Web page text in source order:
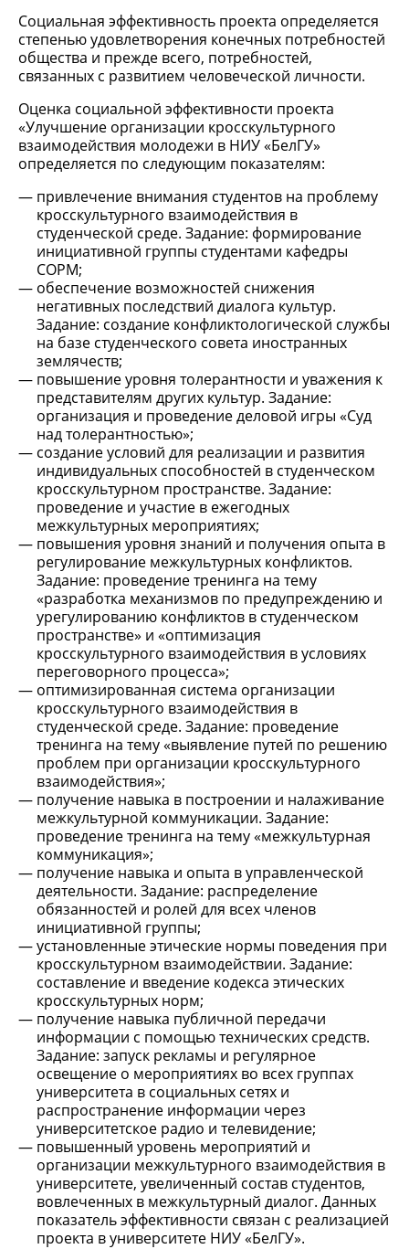
Социальная эффективность проекта определяется
степенью удовлетворения конечных потребностей
общества и прежде всего, потребностей,
связанных с развитием человеческой личности.
Оценка социальной эффективности проекта
«Улучшение организации кросскультурного
взаимодействия молодежи в НИУ «БелГУ»
определяется по следующим показателям:
привлечение внимания студентов на проблему
кросскультурного взаимодействия в
студенческой среде. Задание: формирование
инициативной группы студентами кафедры
СОРМ;
обеспечение возможностей снижения
негативных последствий диалога культур.
Задание: создание конфликтологической службы
на базе студенческого совета иностранных
землячеств;
повышение уровня толерантности и уважения к
представителям других культур. Задание:
организация и проведение деловой игры «Суд
над толерантностью»;
создание условий для реализации и развития
индивидуальных способностей в студенческом
кросскультурном пространстве. Задание:
проведение и участие в ежегодных
межкультурных мероприятиях;
повышения уровня знаний и получения опыта в
регулирование межкультурных конфликтов.
Задание: проведение тренинга на тему
«разработка механизмов по предупреждению и
урегулированию конфликтов в студенческом
пространстве» и «оптимизация
кросскультурного взаимодействия в условиях
переговорного процесса»;
оптимизированная система организации
кросскультурного взаимодействия в
студенческой среде. Задание: проведение
тренинга на тему «выявление путей по решению
проблем при организации кросскультурного
взаимодействия»;
получение навыка в построении и налаживание
межкультурной коммуникации. Задание:
проведение тренинга на тему «межкультурная
коммуникация»;
получение навыка и опыта в управленческой
деятельности. Задание: распределение
обязанностей и ролей для всех членов
инициативной группы;
установленные этические нормы поведения при
кросскультурном взаимодействии. Задание:
составление и введение кодекса этических
кросскультурных норм;
получение навыка публичной передачи
информации с помощью технических средств.
Задание: запуск рекламы и регулярное
освещение о мероприятиях во всех группах
университета в социальных сетях и
распространение информации через
университетское радио и телевидение;
повышенный уровень мероприятий и
организации межкультурного взаимодействия в
университете, увеличенный состав студентов,
вовлеченных в межкультурный диалог. Данных
показатель эффективности связан с реализацией
проекта в университете НИУ «БелГУ».